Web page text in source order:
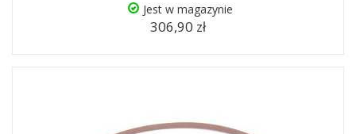
Jest w magazynie
306,90 zł